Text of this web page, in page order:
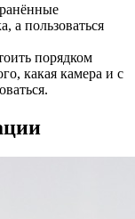
а пользоваться
порядком
какая камера и с